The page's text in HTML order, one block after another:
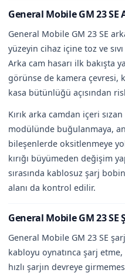
General Mobile GM 23
General Mobile GM 23 SE
yüzeyin cihaz içine toz ve
Arka cam hasarı ilk bakışta
görünse de kamera çevresi,
kasa bütünlüğü açısından
Kırık arka camdan içeri
modülünde buğulanmaya,
bileşenlerde oksitlenmeye
kırığı büyümeden değişim
sırasında kablosuz şarj
alanı da kontrol edilir.
General Mobile GM 23
General Mobile GM 23 SE
kabloyu oynatınca şarj
hızlı şarjın devreye